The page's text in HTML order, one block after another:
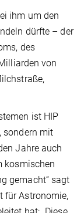
ihm um den
dürfte – der
des
von
ist HIP
sondern mit
Jahre auch
kosmischen
gemacht“ sagt
für Astronomie,